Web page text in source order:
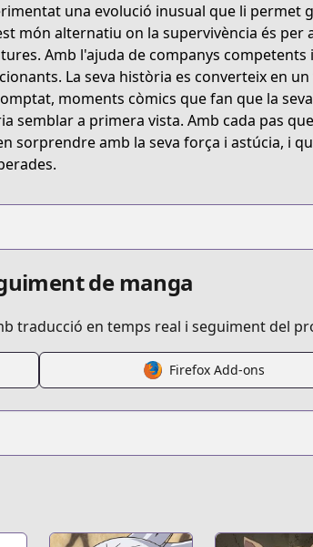
re-monster
609000058
una evolució inusual que li permet
món alternatiu on la supervivència és
Amb l'ajuda de companys
La seva història es converteix en
moments còmics que fan que la
semblar a primera vista. Amb cada pas
sorprendre amb la seva força i astúcia, i
de manga
traducció en temps real i seguiment del
Firefox Add-ons